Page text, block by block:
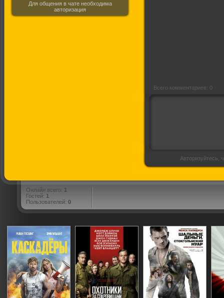
Для общения в чате необходима
авторизация
Всего комментариев: 0
Авторизуйтесь,
Онлайн всего: 1
Гостей: 1
Пользователей: 0